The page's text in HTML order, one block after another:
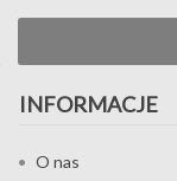
INFORMACJE
O nas